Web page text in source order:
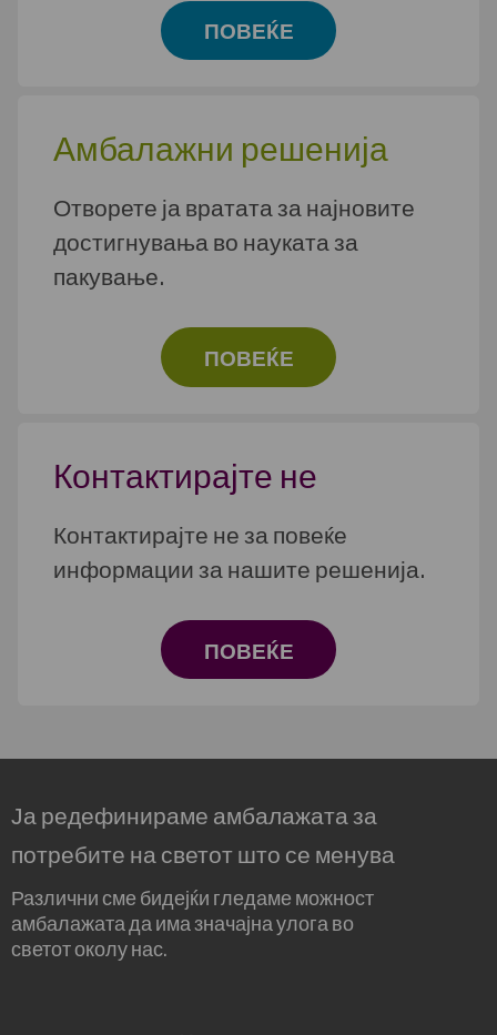
ПОВЕЌЕ
Амбалажни решенија
Отворете ја вратата за најновите
достигнувања во науката за
пакување.
ПОВЕЌЕ
Контактирајте не
Контактирајте не за повеќе
информации за нашите решенија.
ПОВЕЌЕ
Ја редефинираме амбалажата за
потребите на светот што се менува
Различни сме бидејќи гледаме можност
амбалажата да има значајна улога во
светот околу нас.